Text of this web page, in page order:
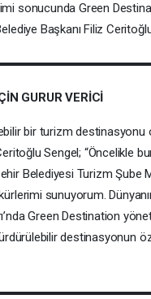
sonucunda Green
Başkanı Filiz
GURUR VERİCİ
bir turizm destinasyonu
Sengel; “Öncelikle
Belediyesi Turizm
sunuyorum.
Green Destination
destinasyonun